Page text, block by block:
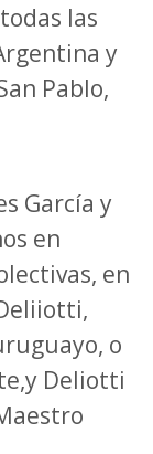
las
y
Pablo,
García y
en
en
o
Deliotti